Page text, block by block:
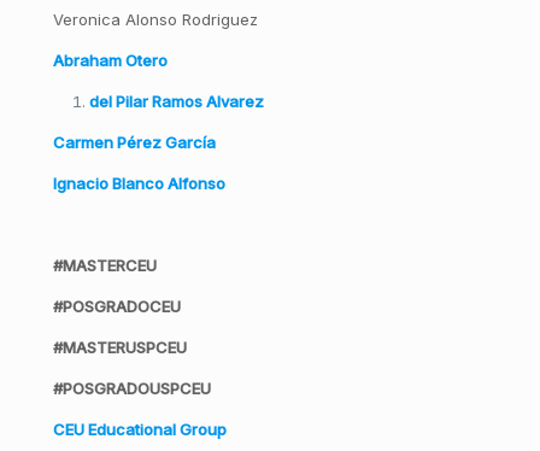
Veronica Alonso Rodriguez
Abraham Otero
del Pilar Ramos Alvarez
Carmen Pérez García
Ignacio Blanco Alfonso
#MASTERCEU
#POSGRADOCEU
#MASTERUSPCEU
#POSGRADOUSPCEU
CEU Educational Group